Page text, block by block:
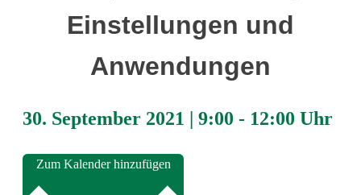
Einstellungen und
Anwendungen
30. September 2021 9:00 - 12:00 Uhr